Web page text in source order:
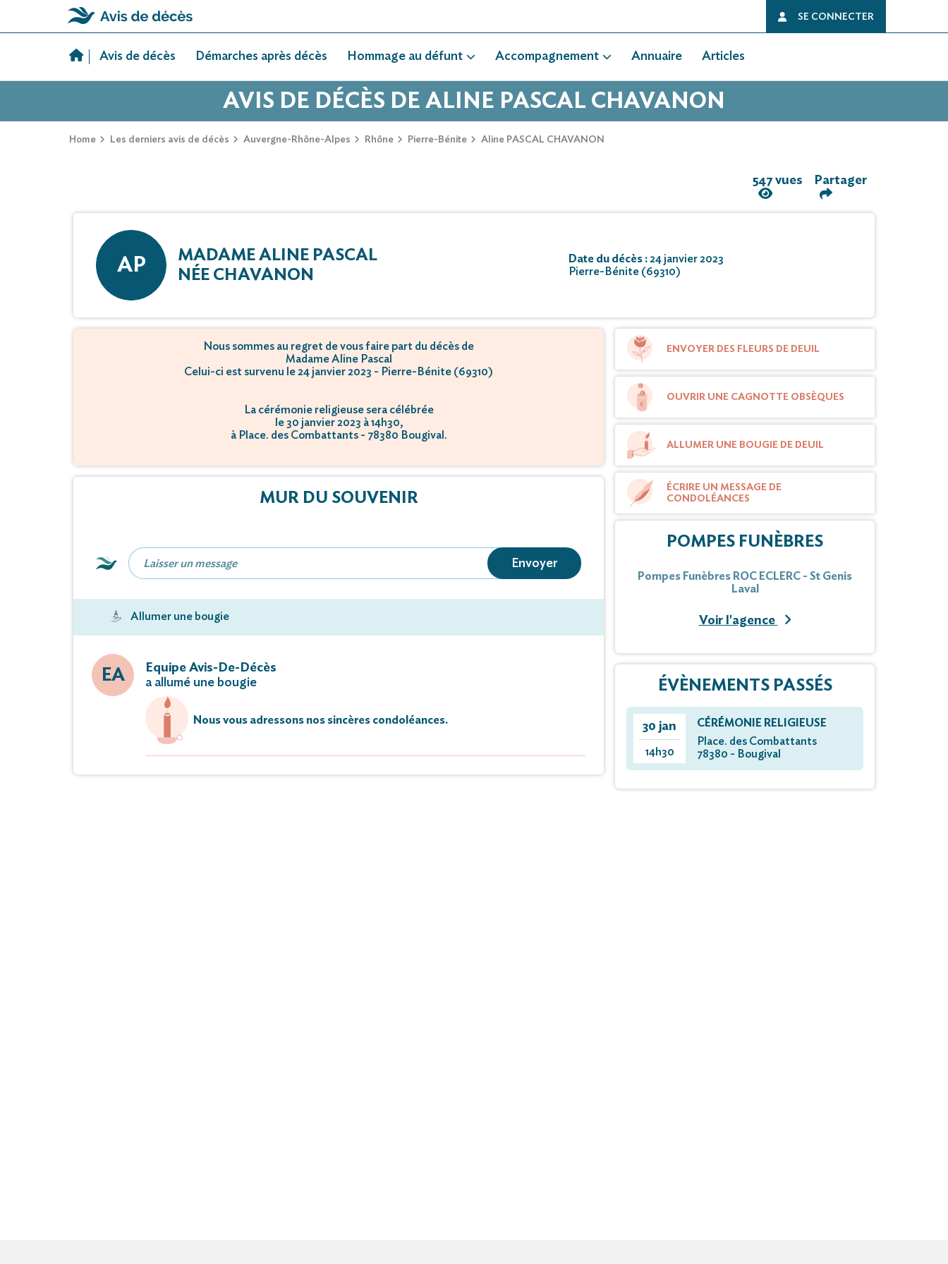
SE CONNECTER
Avis de décès Démarches après décès Hommage au défunt Accompagnement Annuaire Articles
AVIS DE DÉCÈS DE ALINE PASCAL CHAVANON
Home Les derniers avis de décès Auvergne-Rhône-Alpes Rhône Pierre-Bénite Aline PASCAL CHAVANON
547 vues Partager
AP
MADAME ALINE PASCAL
NÉE CHAVANON
Date du décès :24 janvier 2023
Pierre-Bénite (69310)
Nous sommes au regret de vous faire part du décès de
Madame Aline Pascal
Celui-ci est survenu le 24 janvier 2023 - Pierre-Bénite (69310)
La cérémonie religieuse sera célébrée
le 30 janvier 2023 à 14h30,
à Place. des Combattants - 78380 Bougival.
MUR DU SOUVENIR
Envoyer
Allumer une bougie
EA
Equipe Avis-De-Décès
a allumé une bougie
Nous vous adressons nos sincères condoléances.
ENVOYER DES FLEURS DE DEUIL
OUVRIR UNE CAGNOTTE OBSÈQUES
ALLUMER UNE BOUGIE DE DEUIL
ÉCRIRE UN MESSAGE DE
CONDOLÉANCES
POMPES FUNÈBRES
Pompes Funèbres ROC ECLERC - St Genis
Laval
Voir l'agence
ÉVÈNEMENTS PASSÉS
30 jan
14h30
CÉRÉMONIE RELIGIEUSE
Place. des Combattants
78380 - Bougival